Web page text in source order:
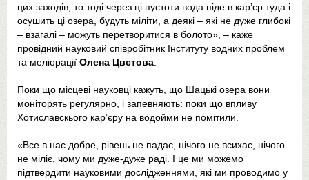
цих заходів, то тоді через ці пустоти вода піде в кар’єр туда і
осушить ці озера, будуть міліти, а деякі – які не дуже глибокі
– взагалі – можуть перетворитися в болото», – каже
провідний науковий співробітник Інституту водних проблем
та меліорації Олена Цвєтова
Поки що місцеві науковці кажуть, що Шацькі озера вони
моніторять регулярно, і запевняють: поки що впливу
Хотиславскього кар’єру на водойми не помітили.
«Все в нас добре, рівень не падає, нічого не всихає, нічого
не міліє, чому ми дуже-дуже раді. І це ми можемо
підтвердити науковими дослідженнями, які ми проводимо у